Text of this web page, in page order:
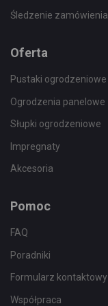
Śledzenie zamówienia
Oferta
Pustaki ogrodzeniowe
Ogrodzenia panelowe
Słupki ogrodzeniowe
Impregnaty
Akcesoria
Pomoc
FAQ
Poradniki
Formularz kontaktowy
Współpraca